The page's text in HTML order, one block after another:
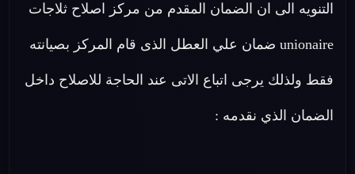
التنويه الى ان الضمان المقدم من مركز اصلاح ثلاجات
unionaire ضمان علي العطل الذى قام المركز بصيانته
فقط ولذلك يرجى اتباع الاتى عند الحاجة للاصلاح داخل
الضمان الذي نقدمه :